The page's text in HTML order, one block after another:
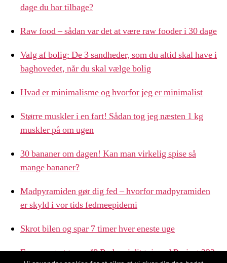
dage du har tilbage?
Raw food – sådan var det at være raw fooder i 30 dage
Valg af bolig: De 3 sandheder, som du altid skal have i
baghovedet, når du skal vælge bolig
Hvad er minimalisme og hvorfor jeg er minimalist
Større muskler i en fart! Sådan tog jeg næsten 1 kg
muskler på om ugen
30 bananer om dagen! Kan man virkelig spise så
mange bananer?
Madpyramiden gør dig fed – hvorfor madpyramiden
er skyld i vor tids fedmeepidemi
Skrot bilen og spar 7 timer hver eneste uge
For meget at tage på? Ryd op i dit tøj med Project 333